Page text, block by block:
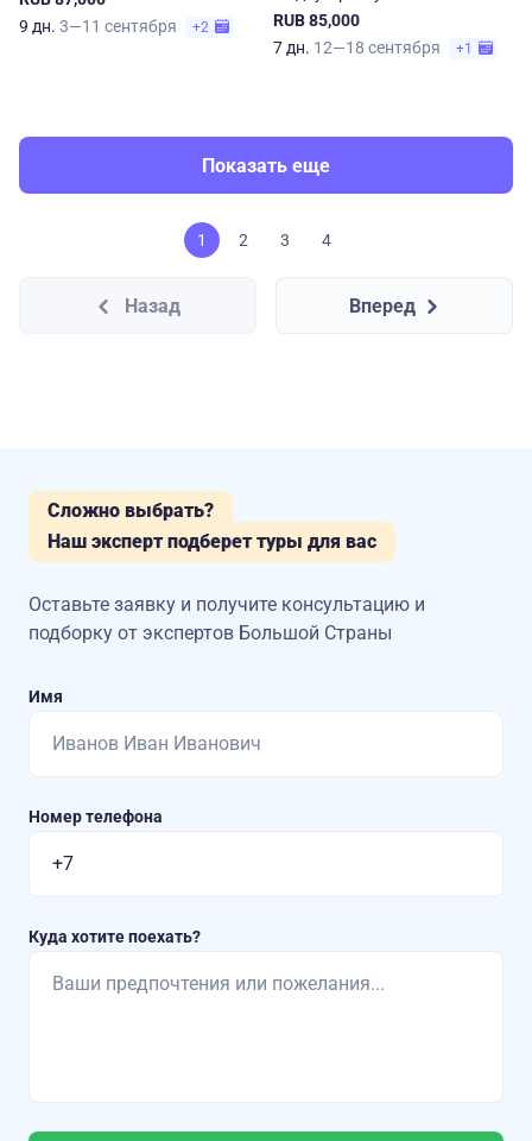
9 дн. 3—11 сентября +2
RUB 85,000
7 дн. 12—18 сентября +1
Показать еще
1 2 3 4
Назад Вперед
Сложно выбрать?
Наш эксперт подберет туры для вас
Оставьте заявку и получите консультацию и
подборку от экспертов Большой Страны
Имя
Номер телефона
Куда хотите поехать?